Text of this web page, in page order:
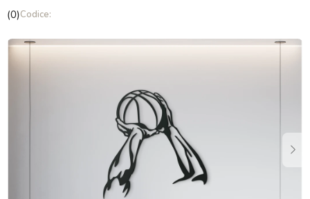
La
media
del
(0)